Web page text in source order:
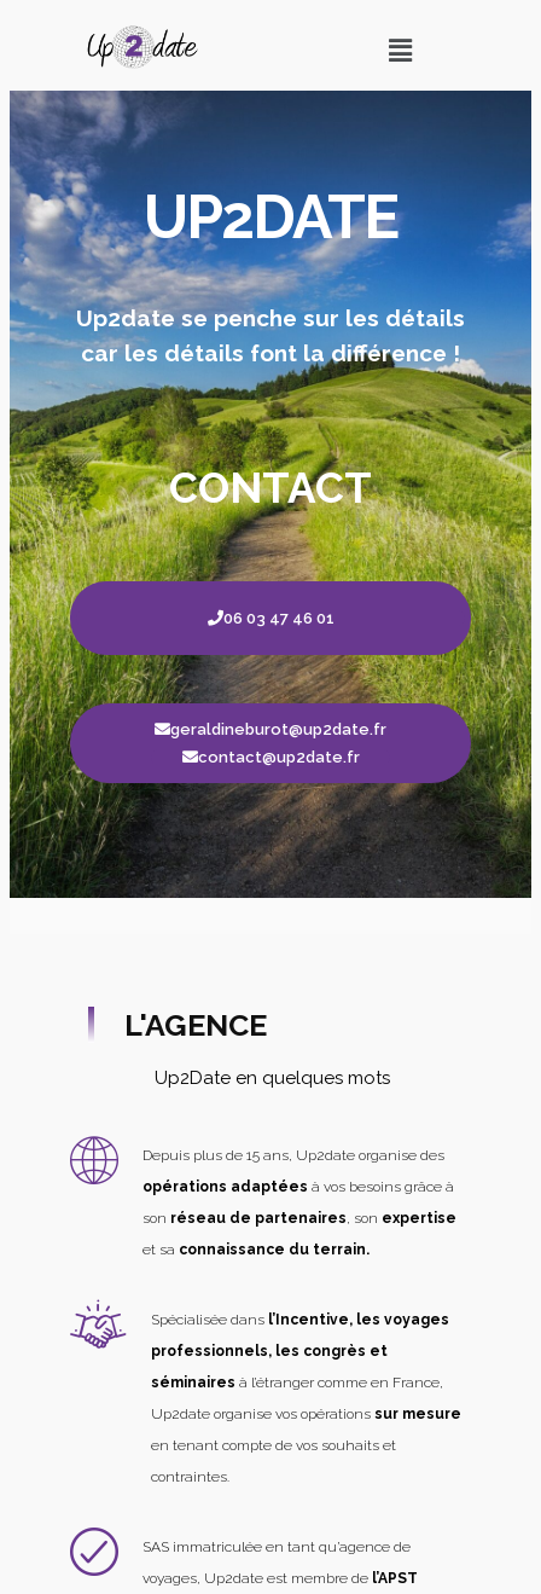
UP2DATE
Up2date se penche sur les détails
car les détails font la différence !
CONTACT
06 03 47 46 01
geraldineburot@up2date.fr
contact@up2date.fr
L'AGENCE
Up2Date en quelques mots
Depuis plus de 15 ans, Up2date organise des
opérations adaptées à vos besoins grâce à
son réseau de partenaires, son expertise
et sa connaissance du terrain.
Spécialisée dans l’Incentive, les voyages
professionnels, les congrès et
séminaires à l’étranger comme en France,
Up2date organise vos opérations sur mesure
en tenant compte de vos souhaits et
contraintes.
SAS immatriculée en tant qu’agence de
voyages, Up2date est membre de l’APST